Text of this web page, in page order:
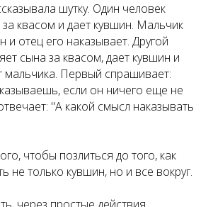
шутку. Один человек
квасом и дает кувшин. Мальчик
и отец его наказывает. Другой
сына за квасом, дает кувшин и
мальчика. Первый спрашивает:
если он ничего еще не
"А какой смысл наказывать
чтобы позлиться до того, как
не только кувшин, но и все вокруг.